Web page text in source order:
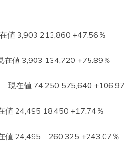
値 3,903 213,860 +47.56％
値 3,903 134,720 +75.89％
現在値 74,250 575,640
24,495 18,450 +17.74％
値 24,495 260,325 +243.07％